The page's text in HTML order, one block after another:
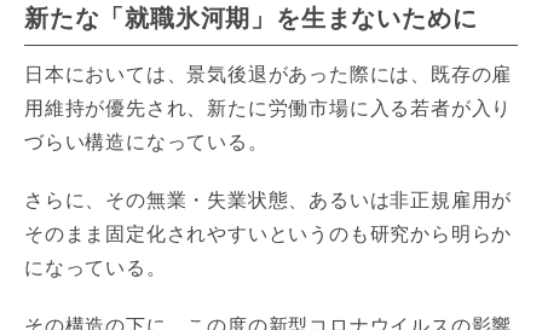
新たな「就職氷河期」を生まないために
日本においては、景気後退があった際には、既存の雇
用維持が優先され、新たに労働市場に入る若者が入り
づらい構造になっている。
さらに、その無業・失業状態、あるいは非正規雇用が
そのまま固定化されやすいというのも研究から明らか
になっている。
その構造の下に、この度の新型コロナウイルスの影響